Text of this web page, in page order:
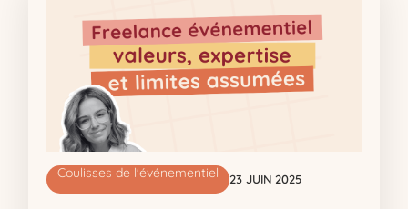
Coulisses de l'événementiel 23 JUIN 2025